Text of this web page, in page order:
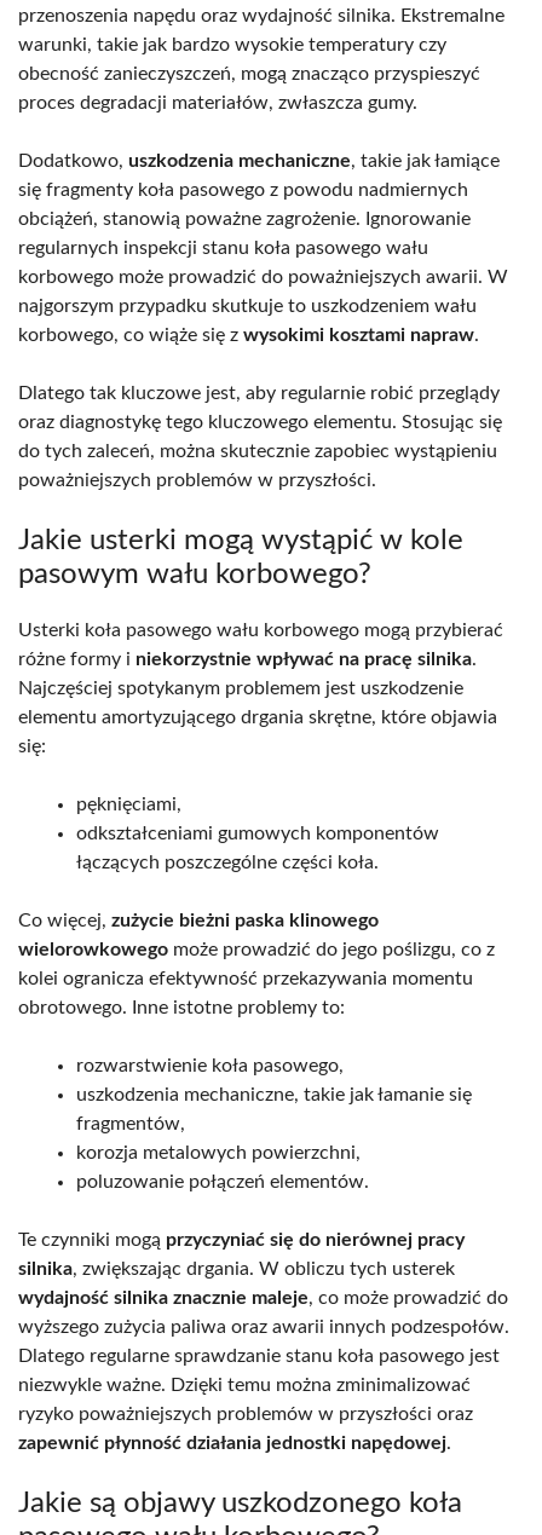
przenoszenia napędu oraz wydajność silnika. Ekstremalne
warunki, takie jak bardzo wysokie temperatury czy
obecność zanieczyszczeń, mogą znacząco przyspieszyć
proces degradacji materiałów, zwłaszcza gumy.
Dodatkowo, uszkodzenia mechaniczne, takie jak łamiące
się fragmenty koła pasowego z powodu nadmiernych
obciążeń, stanowią poważne zagrożenie. Ignorowanie
regularnych inspekcji stanu koła pasowego wału
korbowego może prowadzić do poważniejszych awarii. W
najgorszym przypadku skutkuje to uszkodzeniem wału
korbowego, co wiąże się z wysokimi kosztami napraw.
Dlatego tak kluczowe jest, aby regularnie robić przeglądy
oraz diagnostykę tego kluczowego elementu. Stosując się
do tych zaleceń, można skutecznie zapobiec wystąpieniu
poważniejszych problemów w przyszłości.
Jakie usterki mogą wystąpić w kole
pasowym wału korbowego?
Usterki koła pasowego wału korbowego mogą przybierać
różne formy i niekorzystnie wpływać na pracę silnika.
Najczęściej spotykanym problemem jest uszkodzenie
elementu amortyzującego drgania skrętne, które objawia
się:
pęknięciami,
odkształceniami gumowych komponentów
łączących poszczególne części koła.
Co więcej, zużycie bieżni paska klinowego
wielorowkowego może prowadzić do jego poślizgu, co z
kolei ogranicza efektywność przekazywania momentu
obrotowego. Inne istotne problemy to:
rozwarstwienie koła pasowego,
uszkodzenia mechaniczne, takie jak łamanie się
fragmentów,
korozja metalowych powierzchni,
poluzowanie połączeń elementów.
Te czynniki mogą przyczyniać się do nierównej pracy
silnika, zwiększając drgania. W obliczu tych usterek
wydajność silnika znacznie maleje, co może prowadzić do
wyższego zużycia paliwa oraz awarii innych podzespołów.
Dlatego regularne sprawdzanie stanu koła pasowego jest
niezwykle ważne. Dzięki temu można zminimalizować
ryzyko poważniejszych problemów w przyszłości oraz
zapewnić płynność działania jednostki napędowej.
Jakie są objawy uszkodzonego koła